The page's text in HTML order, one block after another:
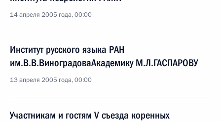
14 апреля 2005 года, 00:00
Институт русского языка РАН
им.В.В.ВиноградоваАкадемику М.Л.ГАСПАРОВУ
13 апреля 2005 года, 00:00
Участникам и гостям V съезда коренных